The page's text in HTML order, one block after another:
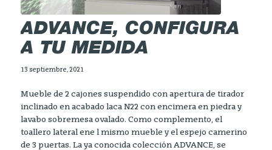
ADVANCE, CONFIGURA
A TU MEDIDA
13 septiembre, 2021
Mueble de 2 cajones suspendido con apertura de tirador
inclinado en acabado laca N22 con encimera en piedra y
lavabo sobremesa ovalado. Como complemento, el
toallero lateral ene l mismo mueble y el espejo camerino
de 3 puertas. La ya conocida colección ADVANCE, se